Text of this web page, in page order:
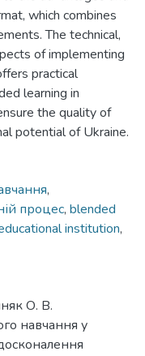
which combines
The technical,
of implementing
practical
learning in
the quality of
potential of Ukraine.
,
процес, blended
institution,
О. В.
навчання у